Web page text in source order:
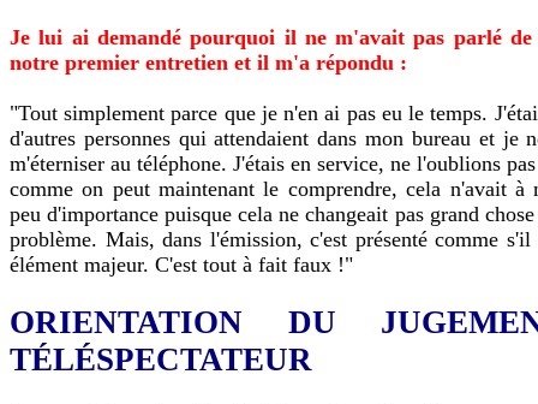
Je lui ai demandé pourquoi il ne m'avait pas parlé de
notre premier entretien et il m'a répondu :
"Tout simplement parce que je n'en ai pas eu le temps.
d'autres personnes qui attendaient dans mon bureau et je
m'éterniser au téléphone. J'étais en service, ne l'oublions
comme on peut maintenant le comprendre, cela n'avait à
peu d'importance puisque cela ne changeait pas grand
problème. Mais, dans l'émission, c'est présenté comme s'il
élément majeur. C'est tout à fait faux !"
ORIENTATION DU
TÉLÉSPECTATEUR